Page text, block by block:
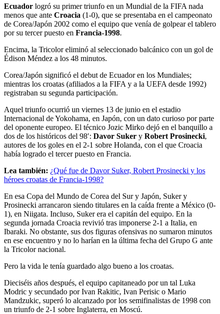
Ecuador logró su primer triunfo en un Mundial de la FIFA nada
menos que ante Croacia (1-0), que se presentaba en el campeonato
de Corea/Japón 2002 como el equipo que venía de golpear el tablero
por su tercer puesto en Francia-1998.
Encima, la Tricolor eliminó al seleccionado balcánico con un gol de
Édison Méndez a los 48 minutos.
Corea/Japón significó el debut de Ecuador en los Mundiales;
mientras los croatas (afiliados a la FIFA y a la UEFA desde 1992)
registraban su segunda participación.
Aquel triunfo ocurrió un viernes 13 de junio en el estadio
Internacional de Yokohama, en Japón, con un dato curioso por parte
del oponente europeo. El técnico Jozic Mirko dejó en el banquillo a
dos de los históricos del 98′: Davor Suker y Robert Prosinecki,
autores de los goles en el 2-1 sobre Holanda, con el que Croacia
había logrado el tercer puesto en Francia.
Lea también: ¿Qué fue de Davor Suker, Robert Prosinecki y los
héroes croatas de Francia-1998?
En esa Copa del Mundo de Corea del Sur y Japón, Suker y
Prosinecki arrancaron siendo titulares en la caída frente a México (0-
1), en Niigata. Incluso, Suker era el capitán del equipo. En la
segunda jornada Croacia revivió tras imponerse 2-1 a Italia, en
Ibaraki. No obstante, sus dos figuras ofensivas no sumaron minutos
en ese encuentro y no lo harían en la última fecha del Grupo G ante
la Tricolor nacional.
Pero la vida le tenía guardado algo bueno a los croatas.
Dieciséis años después, el equipo capitaneado por un tal Luka
Modric y secundado por Ivan Rakitic, Ivan Perisic o Mario
Mandzukic, superó lo alcanzado por los semifinalistas de 1998 con
un triunfo de 2-1 sobre Inglaterra, en Moscú.